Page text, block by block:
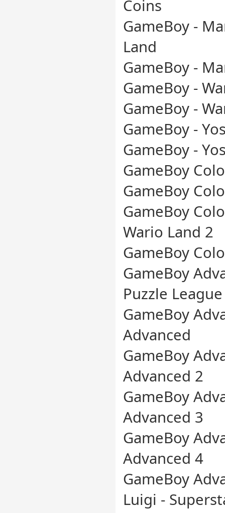
Coins
GameBoy -
Land
GameBoy -
GameBoy -
GameBoy -
GameBoy -
GameBoy -
GameBoy
GameBoy
GameBoy
Wario Land 2
GameBoy
GameBoy
Puzzle League
GameBoy
Advanced
GameBoy
Advanced 2
GameBoy
Advanced 3
GameBoy
Advanced 4
GameBoy
Luigi -